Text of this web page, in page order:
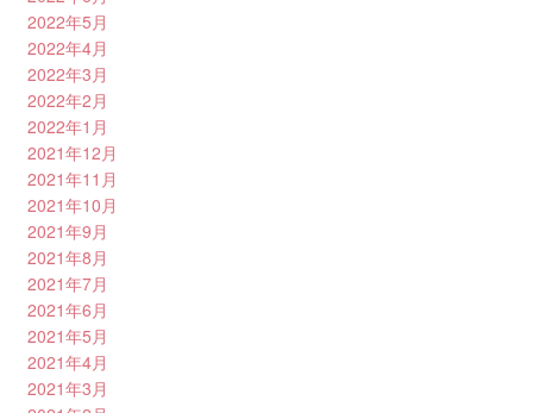
2022年5月
2022年4月
2022年3月
2022年2月
2022年1月
2021年12月
2021年11月
2021年10月
2021年9月
2021年8月
2021年7月
2021年6月
2021年5月
2021年4月
2021年3月